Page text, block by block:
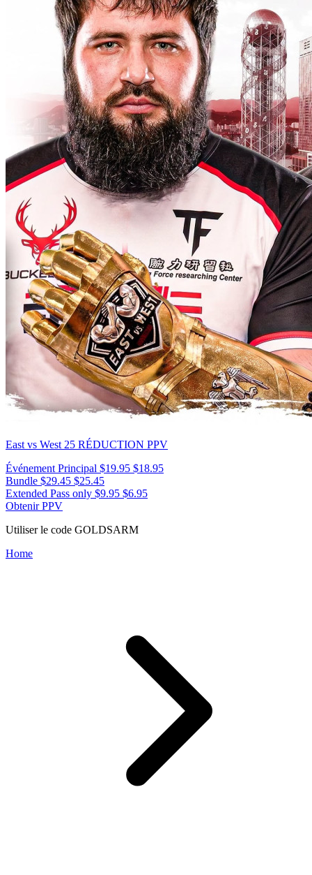
East vs West 25 RÉDUCTION PPV
Événement Principal $19.95 $18.95
Bundle $29.45 $25.45
Extended Pass only $9.95 $6.95
Obtenir PPV
Utiliser le code GOLDSARM
Home